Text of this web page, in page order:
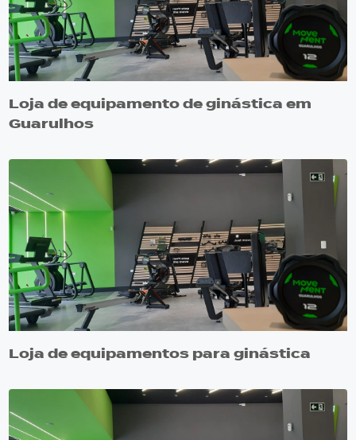
Loja de equipamento de ginástica em
Guarulhos
Loja de equipamentos para ginástica